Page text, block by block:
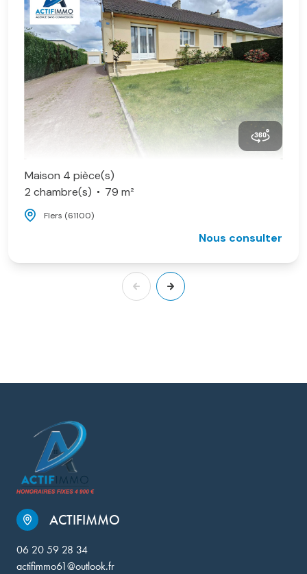
Maison 4 pièce(s)
2 chambre(s)
79 m²
Flers (61100)
Nous consulter
ACTIFIMMO
06 20 59 28 34
actifimmo61@outlook.fr